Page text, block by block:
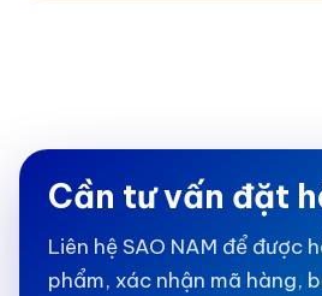
Cần tư vấn đặt
Liên hệ SAO NAM để được
phẩm, xác nhận mã hàng,